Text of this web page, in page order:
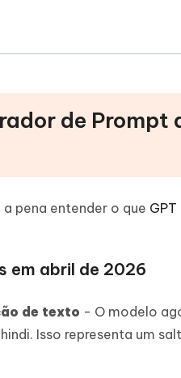
de Prompt
pena entender o que
em abril de 2026
de texto - O modelo
Isso representa um